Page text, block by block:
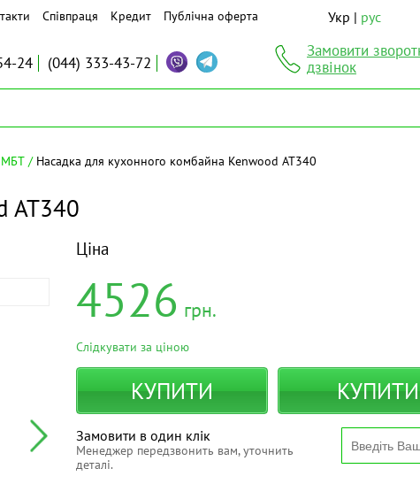
Співпраця Кредит Публічна оферта Укр рус
24 (044) 333-43-72
Замовити
дзвінок
МБТ Насадка для кухонного комбайна Kenwood AT340
AT340
Ціна
4526 грн.
Слідкувати за ціною
КУПИТИ
Замовити в один клік
Менеджер передзвонить вам, уточнить
деталі.